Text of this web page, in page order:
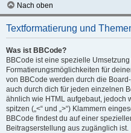
Nach oben
Textformatierung und
Was ist BBCode?
BBCode ist eine spezielle
Formatierungsmöglichkeiten für
von BBCode werden durch die
auch durch dich für jeden einzelnen
ähnlich wie HTML aufgebaut, jedoch
spitzen („<“ und „>“) Klammern
BBCode findest du auf einer
Beitragserstellung aus zugänglich ist.